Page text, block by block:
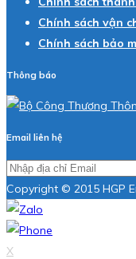
Chính sách vận
Chính sách bảo
Thông báo
Email liên hệ
Copyright © 2015 HGP
X